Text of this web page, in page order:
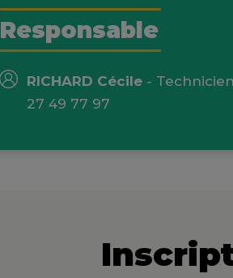
Responsable
RICHARD Cécile -
27 49 77 97